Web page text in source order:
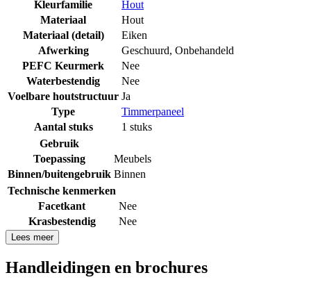
Kleurfamilie
Hout
Materiaal
Hout
Materiaal (detail)
Eiken
Afwerking
Geschuurd, Onbehandeld
PEFC Keurmerk
Nee
Waterbestendig
Nee
Voelbare houtstructuur Ja
Type
Timmerpaneel
Aantal stuks
1 stuks
Gebruik
Toepassing
Meubels
Binnen/buitengebruik Binnen
Technische kenmerken
Facetkant
Nee
Krasbestendig
Nee
Lees meer
Handleidingen en brochures